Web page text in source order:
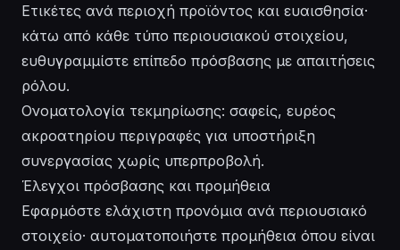
Ετικέτες ανά περιοχή προϊόντος και ευαισθησία·
κάτω από κάθε τύπο περιουσιακού στοιχείου,
ευθυγραμμίστε επίπεδο πρόσβασης με απαιτήσεις
ρόλου.
Ονοματολογία τεκμηρίωσης: σαφείς, ευρέος
ακροατηρίου περιγραφές για υποστήριξη
συνεργασίας χωρίς υπερπροβολή.
Έλεγχοι πρόσβασης και προμήθεια
Εφαρμόστε ελάχιστη προνόμια ανά περιουσιακό
στοιχείο· αυτοματοποιήστε προμήθεια όπου είναι